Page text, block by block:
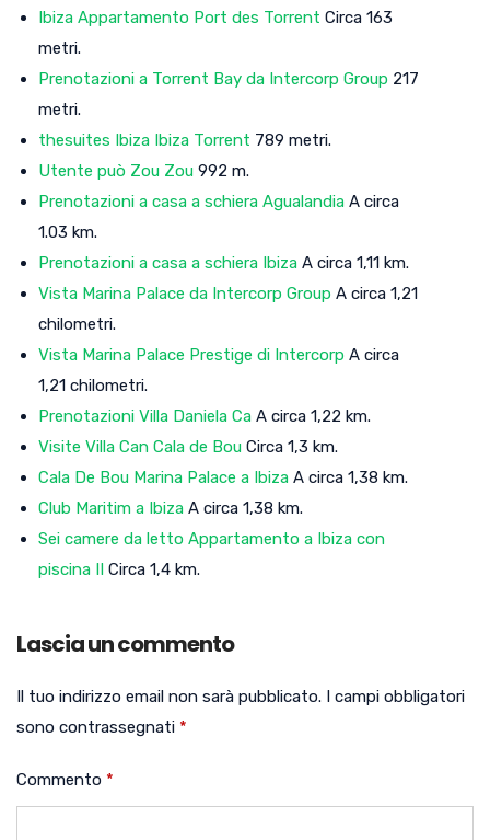
Ibiza Appartamento Port des Torrent Circa 163
metri.
Prenotazioni a Torrent Bay da Intercorp Group 217
metri.
thesuites Ibiza Ibiza Torrent 789 metri.
Utente può Zou Zou 992 m.
Prenotazioni a casa a schiera Agualandia A circa
1.03 km.
Prenotazioni a casa a schiera Ibiza A circa 1,11 km.
Vista Marina Palace da Intercorp Group A circa 1,21
chilometri.
Vista Marina Palace Prestige di Intercorp A circa
1,21 chilometri.
Prenotazioni Villa Daniela Ca A circa 1,22 km.
Visite Villa Can Cala de Bou Circa 1,3 km.
Cala De Bou Marina Palace a Ibiza A circa 1,38 km.
Club Maritim a Ibiza A circa 1,38 km.
Sei camere da letto Appartamento a Ibiza con
piscina II
Circa 1,4 km.
Lascia un commento
Il tuo indirizzo email non sarà pubblicato.
I campi obbligatori
sono contrassegnati *
Commento *